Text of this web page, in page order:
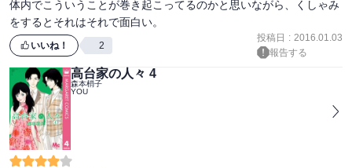
体内でこういうことが巻き起こってるのかと思いながら、くしゃみ
をするとそれはそれで面白い。
いいね！ 2
投稿日 : 2016.01.03
報告する
高台家の人々 4
森本梢子
YOU